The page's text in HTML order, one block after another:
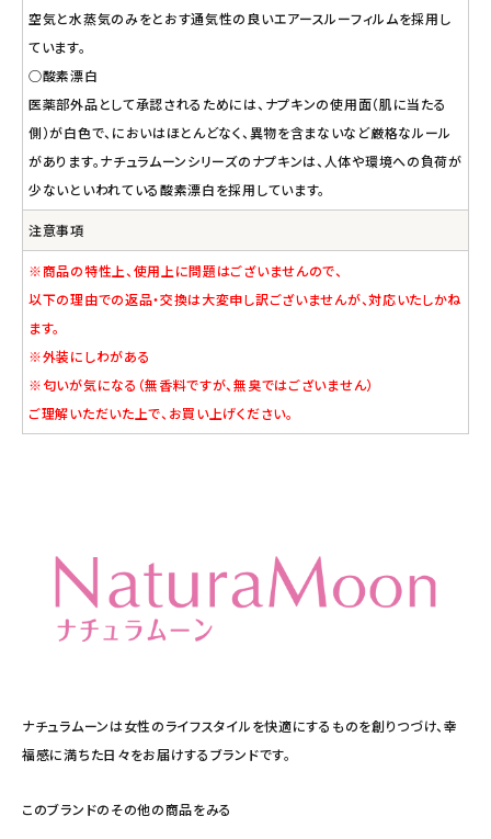
空気と水蒸気のみをとおす通気性の良いエアースルーフィルムを採用し
ています。
○酸素漂白
医薬部外品として承認されるためには、ナプキンの使用面（肌に当たる
側）が白色で、においはほとんどなく、異物を含まないなど厳格なルール
があります。ナチュラムーンシリーズのナプキンは、人体や環境への負荷が
少ないといわれている酸素漂白を採用しています。
注意事項
※商品の特性上、使用上に問題はございませんので、
以下の理由での返品・交換は大変申し訳ございませんが、対応いたしかね
ます。
※外装にしわがある
※匂いが気になる（無香料ですが、無臭ではございません）
ご理解いただいた上で、お買い上げください。
ナチュラムーンは女性のライフスタイルを快適にするものを創りつづけ、幸
福感に満ちた日々をお届けするブランドです。
このブランドのその他の商品をみる